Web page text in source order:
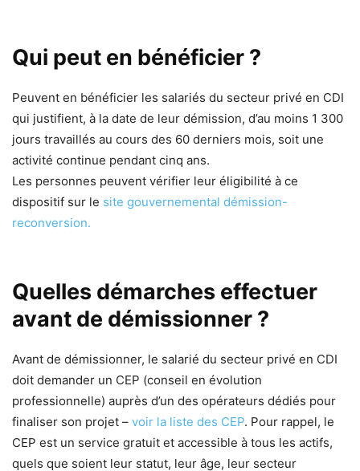
Qui peut en bénéficier ?
Peuvent en bénéficier les salariés du secteur privé en CDI
qui justifient, à la date de leur démission, d’au moins 1 300
jours travaillés au cours des 60 derniers mois, soit une
activité continue pendant cinq ans.
Les personnes peuvent vérifier leur éligibilité à ce
dispositif sur le site gouvernemental démission-
reconversion.
Quelles démarches effectuer
avant de démissionner ?
Avant de démissionner, le salarié du secteur privé en CDI
doit demander un CEP (conseil en évolution
professionnelle) auprès d’un des opérateurs dédiés pour
finaliser son projet – voir la liste des CEP. Pour rappel, le
CEP est un service gratuit et accessible à tous les actifs,
quels que soient leur statut, leur âge, leur secteur